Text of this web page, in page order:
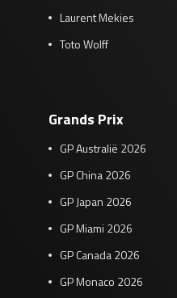
Laurent Mekies
Toto Wolff
Grands Prix
GP Australië 2026
GP China 2026
GP Japan 2026
GP Miami 2026
GP Canada 2026
GP Monaco 2026